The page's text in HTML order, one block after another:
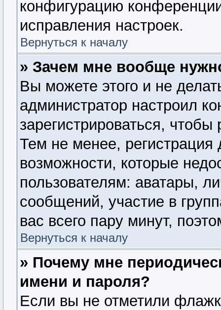
конфигурацию
исправления настроек.
Вернуться к началу
» Зачем мне вообще
Вы можете этого и не
администратор настроил
зарегистрироваться,
Тем не менее,
возможности, которые
пользователям: аватары,
сообщений, участие в
вас всего пару минут,
Вернуться к началу
» Почему мне
имени и пароля?
Если вы не отметили